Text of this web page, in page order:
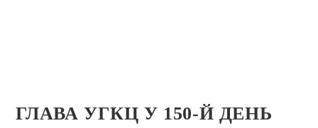
ГЛАВА УГКЦ У 150-Й ДЕНЬ